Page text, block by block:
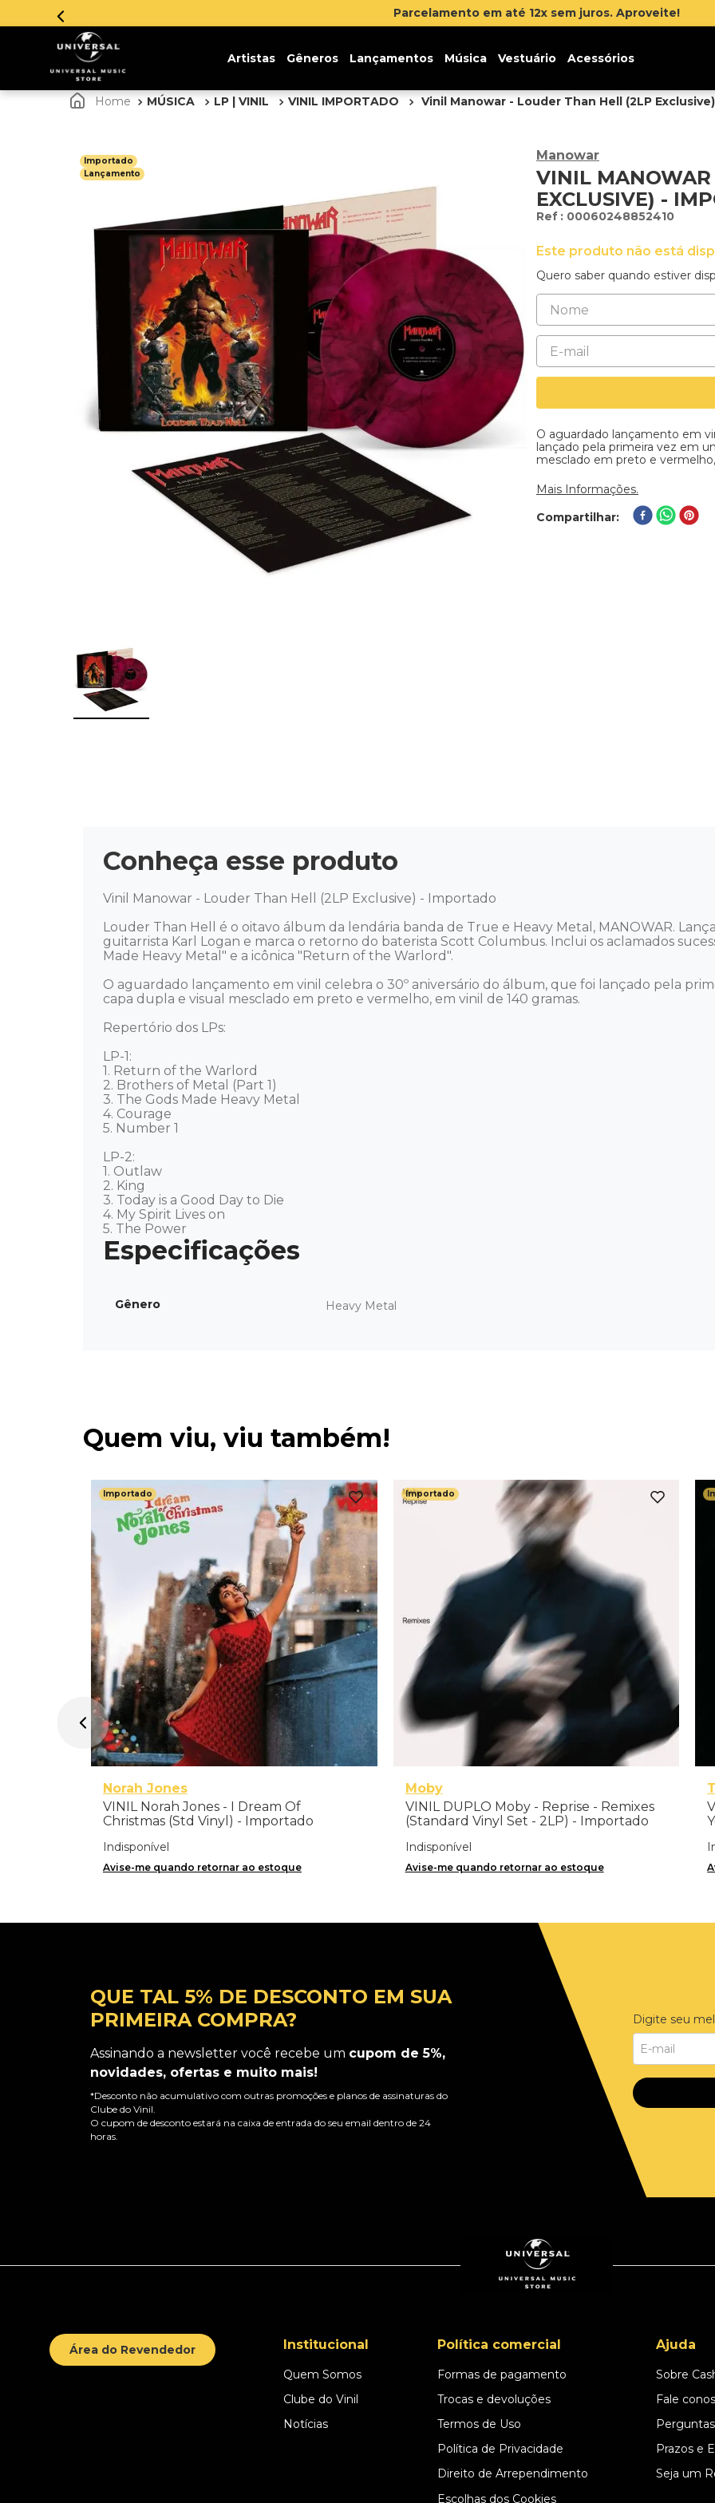
Artistas Gêneros Lançamentos Música Vestuário Acessórios
MÚSICA LP | VINIL VINIL IMPORTADO Vinil Manowar - Louder Than Hell (2LP
Importado
Lançamento
Manowar
VINIL
EXCLUSIVE) -
: 00060248852410
Este produto não está
Quero saber quando estiver
O aguardado lançamento em
lançado pela primeira vez em
mesclado em preto e
Mais Informações.
Compartilhar
Conheça esse produto
Vinil Manowar - Louder Than Hell (2LP Exclusive) - Importado
Louder Than Hell é o oitavo álbum da lendária banda de True e Heavy Metal, MANOWAR.
guitarrista Karl Logan e marca o retorno do baterista Scott Columbus. Inclui os aclamados
Made Heavy Metal" e a icônica "Return of the Warlord".
O aguardado lançamento em vinil celebra o 30º aniversário do álbum, que foi lançado pela
capa dupla e visual mesclado em preto e vermelho, em vinil de 140 gramas.
Repertório dos LPs:
LP-1:
1. Return of the Warlord
2. Brothers of Metal (Part 1)
3. The Gods Made Heavy Metal
4. Courage
5. Number 1
LP-2:
1. Outlaw
2. King
3. Today is a Good Day to Die
4. My Spirit Lives on
5. The Power
Gênero Heavy Metal
Quem viu, viu também!
Importado
Norah Jones
VINIL Norah Jones - I Dream Of
Christmas (Std Vinyl) - Importado
Indisponível
Avise-me quando retornar ao estoque
Importado
Moby
VINIL DUPLO Moby - Reprise - Remixes
(Standard Vinyl Set - 2LP) - Importado
Indisponível
Avise-me quando retornar ao estoque
QUE TAL 5% DE DESCONTO EM SUA
PRIMEIRA COMPRA?
Assinando a newsletter você recebe um cupom de 5%,
novidades, ofertas e muito mais!
*Desconto não acumulativo com outras promoções e planos de assinaturas do
Clube do Vinil.
O cupom de desconto estará na caixa de entrada do seu email dentro de 24
horas.
Digite seu
Área do Revendedor Institucional
Quem Somos
Clube do Vinil
Notícias
Política comercial
Formas de pagamento
Trocas e devoluções
Termos de Uso
Política de Privacidade
Direito de Arrependimento
Escolhas dos Cookies
Ajuda
Sobre
Fale
Prazos e
Seja um